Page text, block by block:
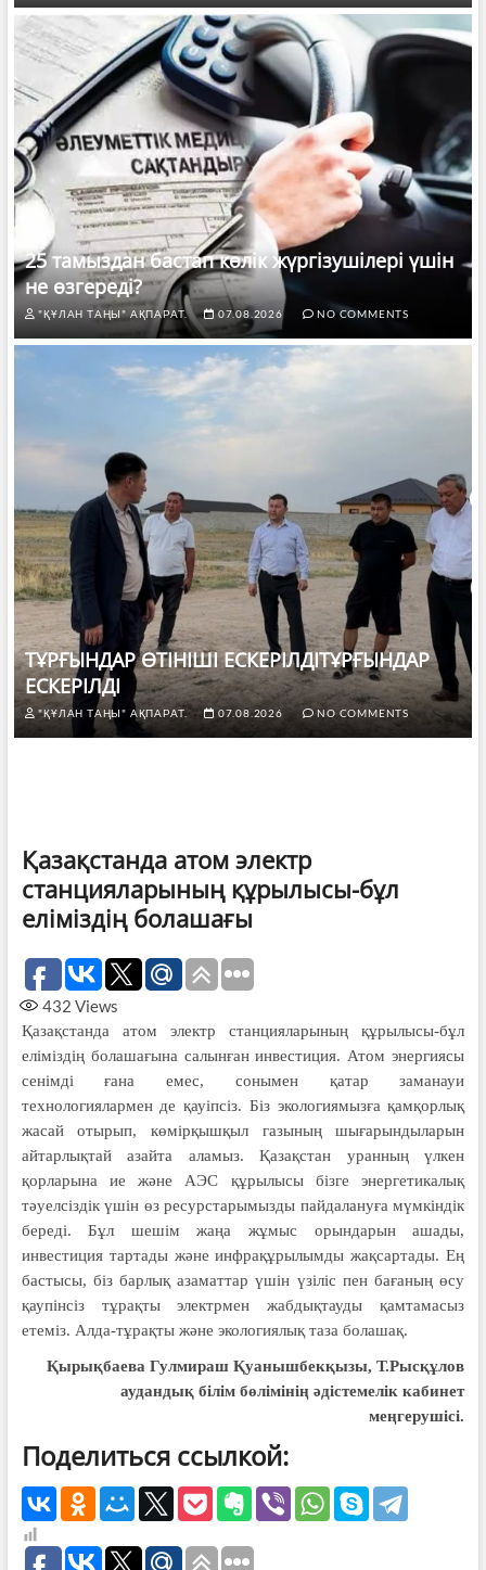
25 тамыздан бастап көлік жүргізушілері үшін
не өзгереді?
"ҚҰЛАН ТАҢЫ" АҚПАРАТ. 07.08.2026 NO COMMENTS
ТҰРҒЫНДАР ӨТІНІШІ ЕСКЕРІЛДІТҰРҒЫНДАР
ЕСКЕРІЛДІ
"ҚҰЛАН ТАҢЫ" АҚПАРАТ. 07.08.2026 NO COMMENTS
Қазақстанда атом электр
станцияларының құрылысы-бұл
еліміздің болашағы
432 Views
Қазақстанда атом электр станцияларының құрылысы-бұл
еліміздің болашағына салынған инвестиция. Атом энергиясы
сенімді ғана емес, сонымен қатар заманауи
технологиялармен де қауіпсіз. Біз экологиямызға қамқорлық
жасай отырып, көмірқышқыл газының шығарындыларын
айтарлықтай азайта аламыз. Қазақстан уранның үлкен
қорларына ие және АЭС құрылысы бізге энергетикалық
тәуелсіздік үшін өз ресурстарымызды пайдалануға мүмкіндік
береді. Бұл шешім жаңа жұмыс орындарын ашады,
инвестиция тартады және инфрақұрылымды жақсартады. Ең
бастысы, біз барлық азаматтар үшін үзіліс пен бағаның өсу
қаупінсіз тұрақты электрмен жабдықтауды қамтамасыз
етеміз. Алда-тұрақты және экологиялық таза болашақ.
Қырықбаева Гулмираш Қуанышбекқызы, Т.Рысқұлов
аудандық білім бөлімінің әдістемелік кабинет
меңгерушісі.
Поделиться ссылкой: